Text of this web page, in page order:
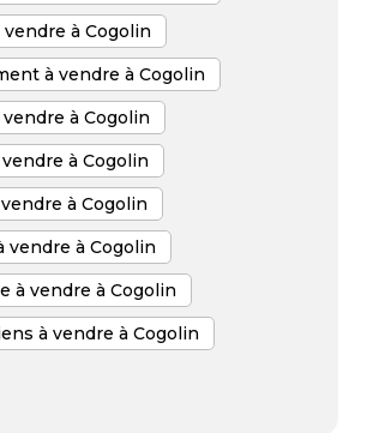
vendre à Cogolin
à vendre à Cogolin
à Cogolin
à Cogolin
à Cogolin
vendre à Cogolin
à vendre à Cogolin
à vendre à Cogolin